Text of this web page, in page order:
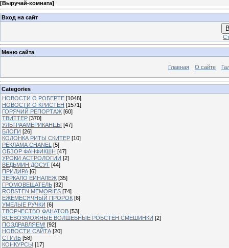
[Выручай-комната]
Вход на сайт
Меню сайта
Главная О сайте
Categories
НОВОСТИ О РОБЕРТЕ [1048]
НОВОСТИ О КРИСТЕН [1571]
ГОРЯЧИЙ РЕПОРТАЖ [60]
ТВИТТЕР [370]
УЛЬТРААМЕРИКАНЦЫ [47]
БЛОГИ [26]
КОЛОНКА РИТЫ СКИТЕР [10]
РЕКЛАМА CHANEL [5]
ОБЗОР ФАНФИКШН [47]
УРОКИ АСТРОЛОГИИ [2]
ВЕДЬМИН ДОСУГ [44]
ПРИДИРА [6]
ЗЕРКАЛО ЕИНАЛЕЖ [35]
ГРОМОВЕЩАТЕЛЬ [32]
ROBSTEN MEMORIES [74]
ЕЖЕМЕСЯЧНЫЙ ПРОРОК [6]
УМЕЛЫЕ РУЧКИ [6]
ТВОРЧЕСТВО ФАНАТОВ [53]
ВСЕВОЗМОЖНЫЕ ВОЛШЕБНЫЕ РОБСТЕН СМЕШИНКИ [2]
ПОЗДРАВЛЯЕМ! [92]
НОВОСТИ САЙТА [20]
СТИЛЬ [58]
КОНКУРСЫ [17]